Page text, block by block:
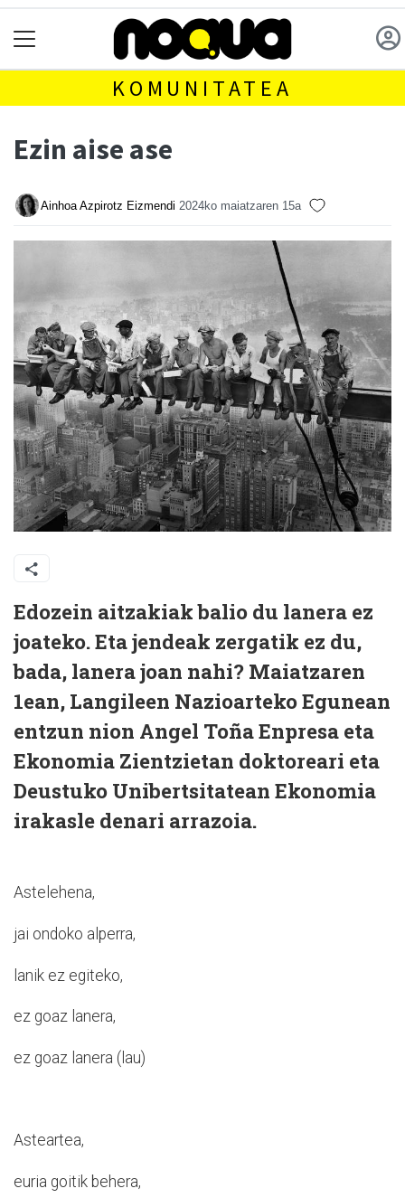
KOMUNITATEA
Ezin aise ase
Ainhoa Azpirotz Eizmendi 2024ko maiatzaren 15a
Edozein aitzakiak balio du lanera ez
joateko. Eta jendeak zergatik ez du,
bada, lanera joan nahi? Maiatzaren
1ean, Langileen Nazioarteko Egunean
entzun nion Angel Toña Enpresa eta
Ekonomia Zientzietan doktoreari eta
Deustuko Unibertsitatean Ekonomia
irakasle denari arrazoia.
Astelehena,
jai ondoko alperra,
lanik ez egiteko,
ez goaz lanera,
ez goaz lanera (lau)
Asteartea,
euria goitik behera,